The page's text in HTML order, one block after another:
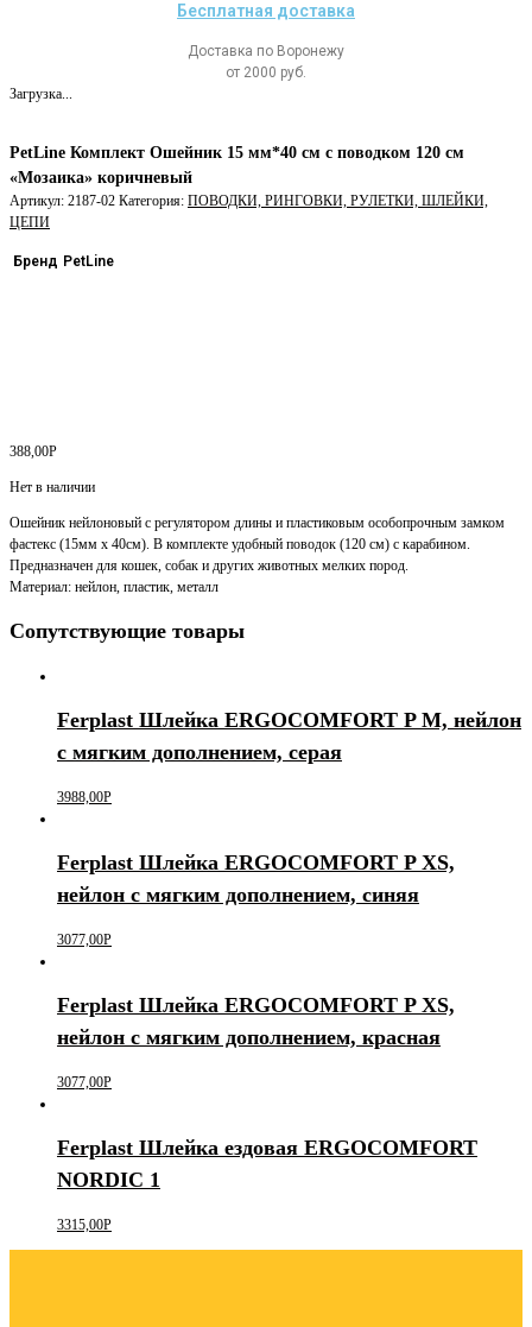
Бесплатная доставка
Доставка по Воронежу
от 2000 руб.
Загрузка...
PetLine Комплект Ошейник 15 мм*40 см с поводком 120 см
«Мозаика» коричневый
Артикул: 2187-02 Категория: ПОВОДКИ, РИНГОВКИ, РУЛЕТКИ, ШЛЕЙКИ,
ЦЕПИ
Бренд PetLine
388,00Р
Нет в наличии
Ошейник нейлоновый с регулятором длины и пластиковым особопрочным замком
фастекс (15мм х 40см). В комплекте удобный поводок (120 см) с карабином.
Предназначен для кошек, собак и других животных мелких пород.
Материал: нейлон, пластик, металл
Сопутствующие товары
Ferplast Шлейка ERGOCOMFORT P М, нейлон
с мягким дополнением, серая
3988,00Р
Ferplast Шлейка ERGOCOMFORT P XS,
нейлон с мягким дополнением, синяя
3077,00Р
Ferplast Шлейка ERGOCOMFORT P XS,
нейлон с мягким дополнением, красная
3077,00Р
Ferplast Шлейка ездовая ERGOCOMFORT
NORDIC 1
3315,00Р